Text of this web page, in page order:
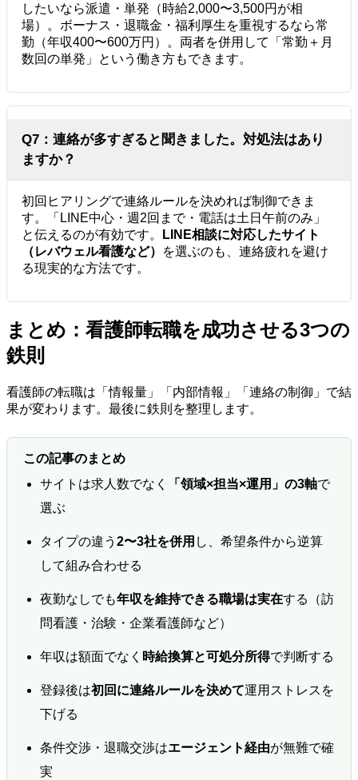
したいなら派遣・単発（時給2,000〜3,500円が相
場）。ボーナス・退職金・福利厚生を重視するなら常
勤（年収400〜600万円）。両者を併用して「常勤＋月
数回の単発」という働き方もできます。
Q7：連絡が多すぎると聞きました。対処法はあり
ますか？
初回ヒアリングで連絡ルールを決めれば制御できま
す。「LINE中心・週2回まで・電話は土日午前のみ」
と伝えるのが有効です。
LINE相談に対応したサイト
（レバウェル看護など）
を選ぶのも、連絡疲れを避け
る現実的な方法です。
まとめ：看護師転職を成功させる3つの
鉄則
看護師の転職は「情報量」「内部情報」「連絡の制御」で結
果が変わります。最後に鉄則を整理します。
この記事のまとめ
サイトは求人数でなく
「領域×担当×運用」の3軸で
選ぶ
タイプの違う 2〜3社を併用 し、希望条件から逆算
して組み合わせる
夜勤なしでも年収を維持できる職場は実在する（訪
問看護・治験・企業看護師など）
年収は額面でなく 時給換算と可処分所得で判断する
登録後は初回に連絡ルールを決めて運用ストレスを
下げる
条件交渉・退職交渉はエージェント経由が無難で確
実